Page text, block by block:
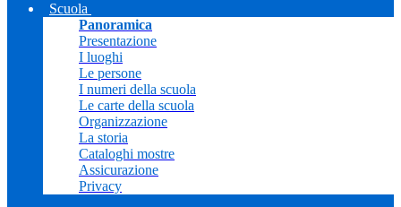
Scuola
Panoramica
Presentazione
I luoghi
Le persone
I numeri della scuola
Le carte della scuola
Organizzazione
La storia
Cataloghi mostre
Assicurazione
Privacy